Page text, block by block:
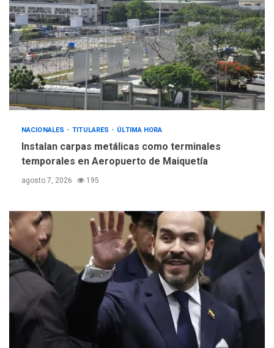
5
debate principios no
nucleares
NACIONALES TITULARES ÚLTIMA HORA
Instalan carpas metálicas como terminales
temporales en Aeropuerto de Maiquetía
agosto 7, 2026 195